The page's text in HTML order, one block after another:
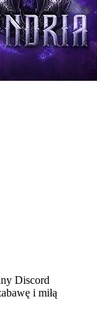
Discord
i miłą